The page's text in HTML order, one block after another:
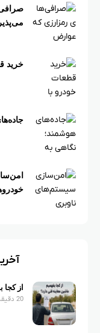
خرید
از
20 دقیقه قبل